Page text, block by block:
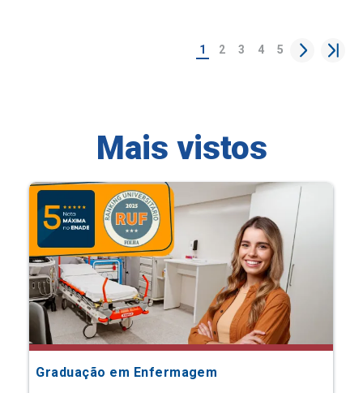
1 2 3 4 5
Mais vistos
Graduação em Enfermagem